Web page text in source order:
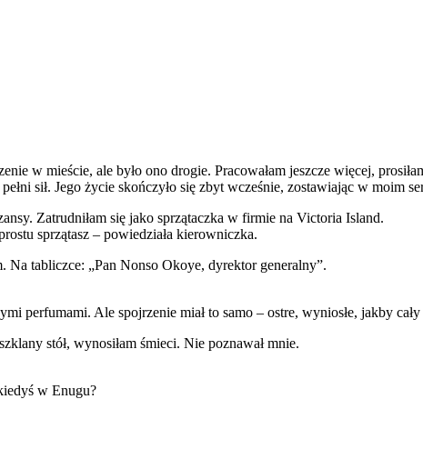
w mieście, ale było ono drogie. Pracowałam jeszcze więcej,
sił. Jego życie skończyło się zbyt wcześnie, zostawiając w moim
Zatrudniłam się jako sprzątaczka w firmie na Victoria Island.
sprzątasz – powiedziała kierowniczka.
Na tabliczce: „Pan Nonso Okoye, dyrektor generalny”.
perfumami. Ale spojrzenie miał to samo – ostre, wyniosłe, jakby
stół, wynosiłam śmieci. Nie poznawał mnie.
w Enugu?